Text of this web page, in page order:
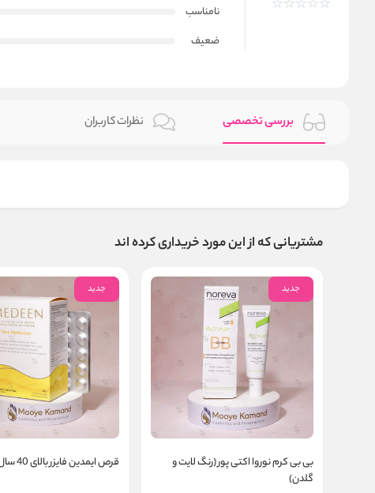
نامناسب
ضعیف
بررسی تخصصی نظرات کاربران
مشتریانی که از این مورد خریداری کرده اند
جدید
بی بی کرم نوروا اکتی پور (رنگ لایت و
گلدن)
جدید
قرص ایمدین فایزر بالای 40 سال